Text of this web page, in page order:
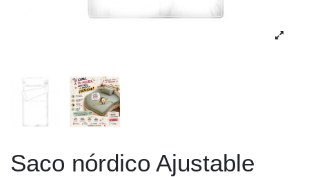
Saco nórdico Ajustable